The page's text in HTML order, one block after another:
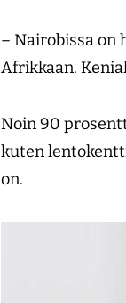
– Nairobissa on
Afrikkaan.
Noin 90
kuten
on.